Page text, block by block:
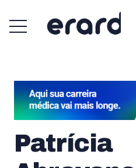
Patrícia